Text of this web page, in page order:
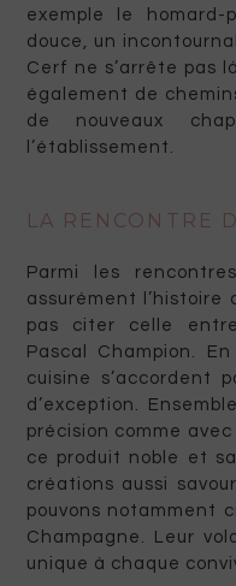
exemple le
douce, un
Cerf ne s’arrête pas
également de
de nouveaux
l’établissement.
LA RENCONTRE
Parmi les
assurément l’histoire
pas citer celle
Pascal Champion.
cuisine s’accordent
d’exception.
précision comme
ce produit noble et
créations aussi
pouvons notamment
Champagne. Leur
unique à chaque